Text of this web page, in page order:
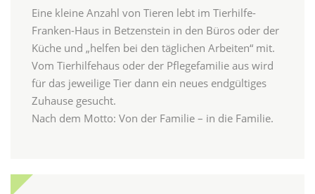
Eine kleine Anzahl von Tieren lebt im Tierhilfe-
Franken-Haus in Betzenstein in den Büros oder der
Küche und „helfen bei den täglichen Arbeiten“ mit.
Vom Tierhilfehaus oder der Pflegefamilie aus wird
für das jeweilige Tier dann ein neues endgültiges
Zuhause gesucht.
Nach dem Motto: Von der Familie – in die Familie.